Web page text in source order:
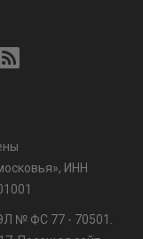
ИНН
№ ФС 77 - 70501.